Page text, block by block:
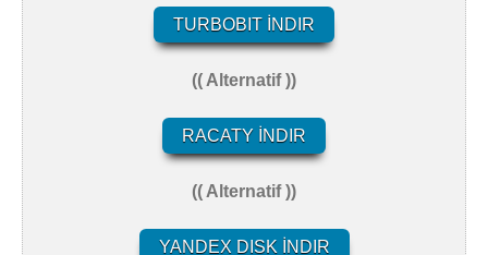
TURBOBIT İNDIR
(( Alternatif ))
RACATY İNDIR
(( Alternatif ))
YANDEX DISK İNDIR